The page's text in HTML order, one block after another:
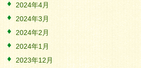
2024年4月
2024年3月
2024年2月
2024年1月
2023年12月